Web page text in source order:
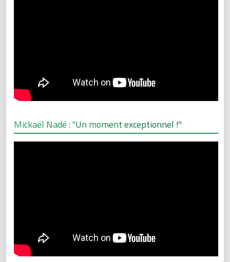
Mickaël Nadé : "Un moment exceptionnel !"